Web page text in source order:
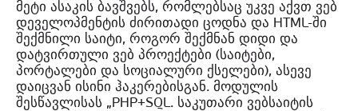
მეტი ასაკის ბავშვებს, რომლებსაც უკვე აქვთ ვებ
დეველოპმენტის ძირითადი ცოდნა და HTML-ში
შექმნილი საიტი, როგორ შექმნან დიდი და
დატვირთული ვებ პროექტები (საიტები,
პორტალები და სოციალური ქსელები), ასევე
დაიცვან ისინი ჰაკერებისგან. მოდულის
შესწავლისას „PHP+SQL. საკუთარი ვებსაიტის